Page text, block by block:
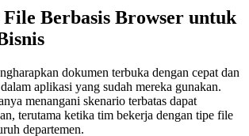
File Berbasis Browser untuk
dokumen terbuka dengan cepat dan
aplikasi yang sudah mereka gunakan.
menangani skenario terbatas dapat
terutama ketika tim bekerja dengan tipe file
departemen.